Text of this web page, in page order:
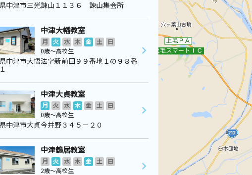
中津市三光諌山１１３６ 諌山集会所
中津大幡教室
月 火 水 木 金 土
日
0歳～高校生
中津市大悟法字新前田９９番地１の９８番
中津大貞教室
月 火 水 木 金 土
日
0歳～高校生
中津市大貞今井野３４５－２０
中津鶴居教室
月 火 水 木 金 土
日
2歳～高校生